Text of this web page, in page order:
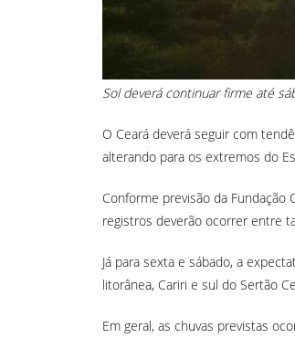
Sol deverá continuar firme até
O Ceará deverá seguir com
alterando para os extremos do
Conforme previsão da Fundação
registros deverão ocorrer entre
Já para sexta e sábado, a
litorânea, Cariri e sul do Sertão
Em geral, as chuvas previstas